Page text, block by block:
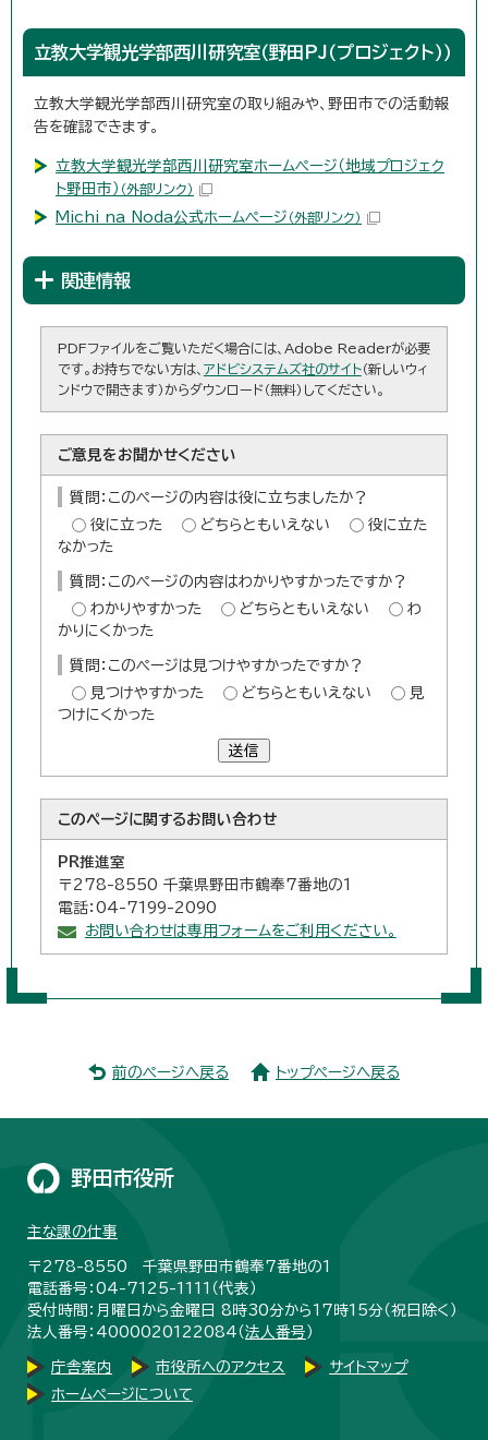
立教大学観光学部西川研究室（野田PJ（プロジェクト））
立教大学観光学部西川研究室の取り組みや、野田市での活動報
告を確認できます。
立教大学観光学部西川研究室ホームページ（地域プロジェク
ト野田市） （外部リンク）
Michi na Noda公式ホームページ （外部リンク）
関連情報
PDFファイルをご覧いただく場合には、Adobe Readerが必要
です。お持ちでない方は、 アドビシステムズ社のサイト（新しいウィ
ンドウで開きます）からダウンロード（無料）してください。
ご意見をお聞かせください
質問：このページの内容は役に立ちましたか？
役に立った
どちらともいえない
役に立た
なかった
質問：このページの内容はわかりやすかったですか？
わかりやすかった
どちらともいえない
わ
かりにくかった
質問：このページは見つけやすかったですか？
見つけやすかった
どちらともいえない
見
つけにくかった
送信
このページに関するお問い合わせ
PR推進室
〒278-8550 千葉県野田市鶴奉7番地の1
電話：04-7199-2090
お問い合わせは専用フォームをご利用ください。
前のページへ戻る トップページへ戻る
野田市役所
主な課の仕事
〒278-8550 千葉県野田市鶴奉7番地の1
電話番号：04-7125-1111（代表）
受付時間：月曜日から金曜日 8時30分から17時15分（祝日除く）
法人番号：4000020122084（法人番号 ）
庁舎案内 市役所へのアクセス
サイトマップ
ホームページについて